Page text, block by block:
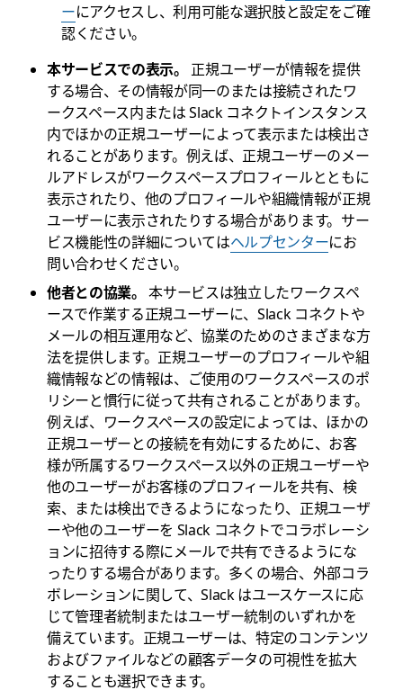
ーにアクセスし、利用可能な選択肢と設定をご確
認ください。
本サービスでの表示。 正規ユーザーが情報を提供
する場合、その情報が同一のまたは接続されたワ
ークスペース内または Slack コネクトインスタンス
内でほかの正規ユーザーによって表示または検出さ
れることがあります。例えば、正規ユーザーのメー
ルアドレスがワークスペースプロフィールとともに
表示されたり、他のプロフィールや組織情報が正規
ユーザーに表示されたりする場合があります。サー
ビス機能性の詳細についてはヘルプセンターにお
問い合わせください。
他者との協業。本サービスは独立したワークスペ
ースで作業する正規ユーザーに、Slack コネクトや
メールの相互運用など、協業のためのさまざまな方
法を提供します。正規ユーザーのプロフィールや組
織情報などの情報は、ご使用のワークスペースのポ
リシーと慣行に従って共有されることがあります。
例えば、ワークスペースの設定によっては、ほかの
正規ユーザーとの接続を有効にするために、お客
様が所属するワークスペース以外の正規ユーザーや
他のユーザーがお客様のプロフィールを共有、検
索、または検出できるようになったり、正規ユーザ
ーや他のユーザーを Slack コネクトでコラボレーシ
ョンに招待する際にメールで共有できるようにな
ったりする場合があります。多くの場合、外部コラ
ボレーションに関して、Slack はユースケースに応
じて管理者統制またはユーザー統制のいずれかを
備えています。正規ユーザーは、特定のコンテンツ
およびファイルなどの顧客データの可視性を拡大
することも選択できます。